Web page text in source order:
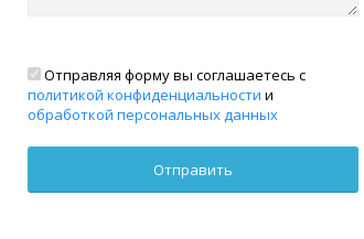
Отправляя форму вы соглашаетесь с
политикой конфиденциальности и
обработкой персональных данных